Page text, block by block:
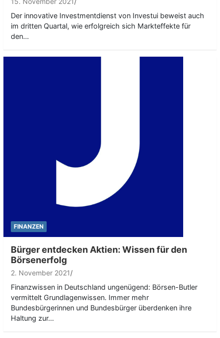
Der innovative Investmentdienst von Investui beweist auch
im dritten Quartal, wie erfolgreich sich Markteffekte für
den…
FINANZEN
Bürger entdecken Aktien: Wissen für den
Börsenerfolg
2. November 2021
Finanzwissen in Deutschland ungenügend: Börsen-Butler
vermittelt Grundlagenwissen. Immer mehr
Bundesbürgerinnen und Bundesbürger überdenken ihre
Haltung zur…